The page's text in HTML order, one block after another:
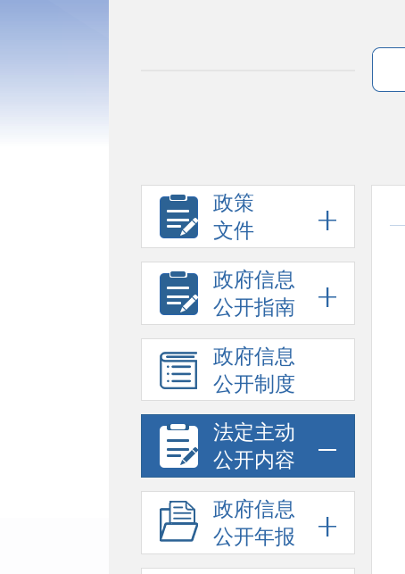
政策
文件
政府信息
公开指南
政府信息
公开制度
法定主动
公开内容
政府信息
公开年报